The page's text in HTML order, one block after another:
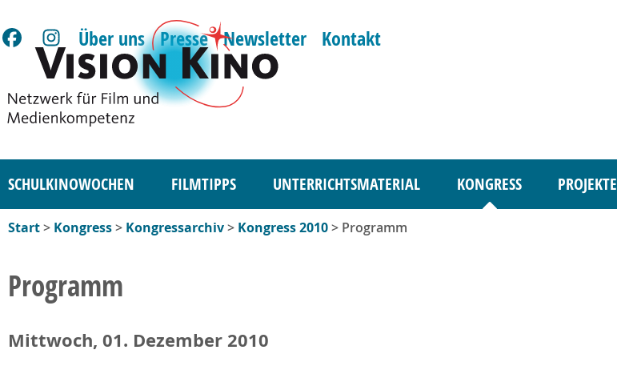
Über uns Presse Newsletter Kontakt
SCHULKINOWOCHEN FILMTIPPS UNTERRICHTSMATERIAL KONGRESS PROJEKTE
Start> Kongress> Kongressarchiv> Kongress 2010> Programm
Programm
Mittwoch, 01. Dezember 2010